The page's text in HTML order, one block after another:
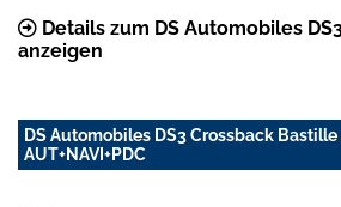
Details zum DS Automobiles
anzeigen
DS Automobiles DS3 Crossback Bastille
AUT+NAVI+PDC